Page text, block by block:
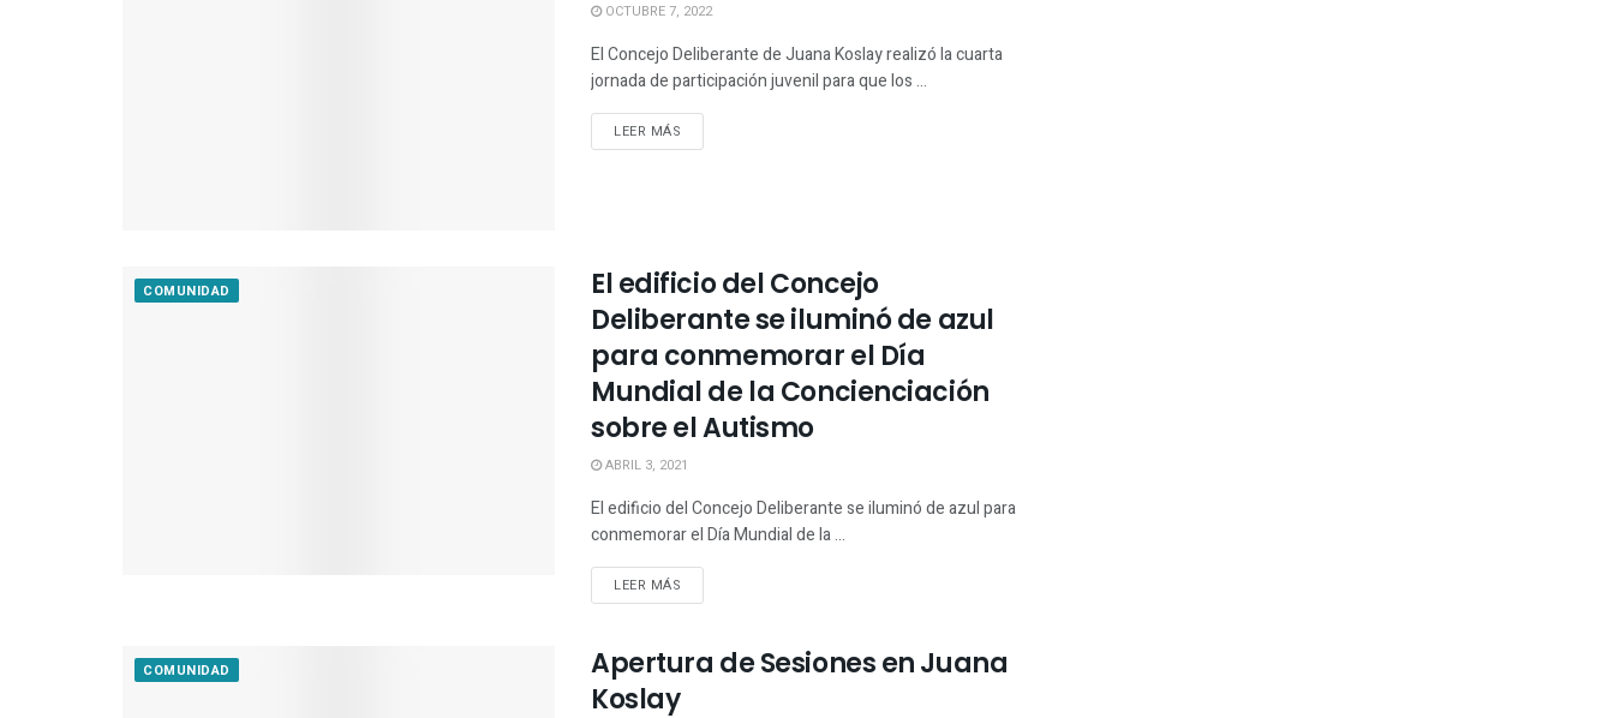
OCTUBRE 7, 2022
El Concejo Deliberante de Juana Koslay realizó la cuarta
jornada de participación juvenil para que los ...
LEER MÁS
COMUNIDAD
El edificio del Concejo
Deliberante se iluminó de azul
para conmemorar el Día
Mundial de la Concienciación
sobre el Autismo
ABRIL 3, 2021
El edificio del Concejo Deliberante se iluminó de azul para
conmemorar el Día Mundial de la ...
LEER MÁS
COMUNIDAD
Apertura de Sesiones en Juana
Koslay